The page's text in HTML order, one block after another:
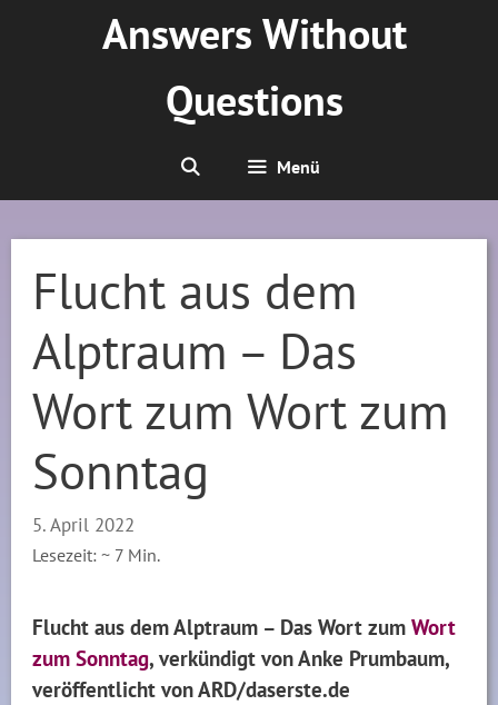
Answers Without
Questions
Menü
Flucht aus dem
Alptraum – Das
Wort zum Wort zum
Sonntag
5. April 2022
Lesezeit: ~ 7 Min.
Flucht aus dem Alptraum – Das Wort zumWort
zum Sonntag, verkündigt von Anke Prumbaum,
veröffentlicht von ARD/daserste.de